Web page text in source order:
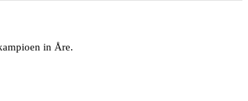
in Åre.